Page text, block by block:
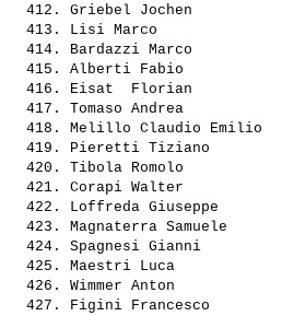
  412.
Griebel Jochen
  413.
Lisi Marco
  414.
Bardazzi Marco
  415.
Alberti Fabio
  416.
Eisat  Florian
  417.
Tomaso Andrea
  418.
Melillo Claudio Emilio
  419.
Pieretti Tiziano
  420.
Tibola Romolo
  421.
Corapi Walter
  422.
Loffreda Giuseppe
  423.
Magnaterra Samuele
  424.
Spagnesi Gianni
  425.
Maestri Luca
  426.
Wimmer Anton
  427.
Figini Francesco